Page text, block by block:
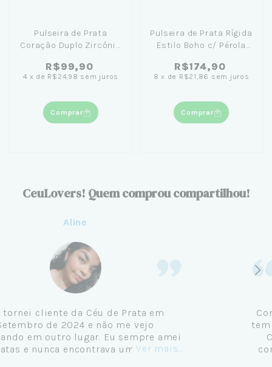
Pulseira de Prata
Coração Duplo Zircônia
R$99,90
4 x de R$24,98 sem juros
Comprar
Pulseira de Prata Rígida
Estilo Boho c/ Pérola
R$174,90
8 x de R$21,86 sem juros
Comprar
CeuLovers! Quem comprou compartilhou!
Me tornei cliente da Céu de Prata em
Setembro de 2024 e não me vejo
comprando em outro lugar. Eu sempre amei
pratas e nunca encontrava uma loja